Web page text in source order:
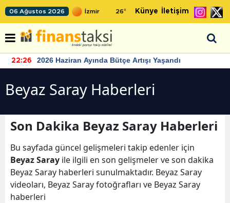
06 Ağustos 2026 26° Künye İletişim
22:26 2026 Haziran Ayında Bütçe Artışı Yaşandı
Beyaz Saray Haberleri
Son Dakika Beyaz Saray Haberleri
Bu sayfada güncel gelişmeleri takip edenler için
Beyaz Saray ile ilgili en son gelişmeler ve son dakika
Beyaz Saray haberleri sunulmaktadır. Beyaz Saray
videoları, Beyaz Saray fotoğrafları ve Beyaz Saray
haberleri